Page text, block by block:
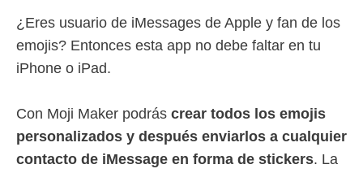
¿Eres usuario de iMessages de Apple y fan de los
emojis? Entonces esta app no debe faltar en tu
iPhone o iPad.
Con Moji Maker podrás crear todos los emojis
personalizados y después enviarlos a cualquier
contacto de iMessage en forma de stickers. La